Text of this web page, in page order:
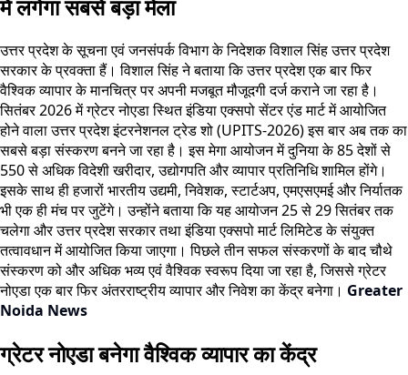
में लगेगा सबसे बड़ा मेला
उत्तर प्रदेश के सूचना एवं जनसंपर्क विभाग के निदेशक विशाल सिंह उत्तर प्रदेश
सरकार के प्रवक्ता हैं। विशाल सिंह ने बताया कि उत्तर प्रदेश एक बार फिर
वैश्विक व्यापार के मानचित्र पर अपनी मजबूत मौजूदगी दर्ज कराने जा रहा है।
सितंबर 2026 में ग्रेटर नोएडा स्थित इंडिया एक्सपो सेंटर एंड मार्ट में आयोजित
होने वाला उत्तर प्रदेश इंटरनेशनल ट्रेड शो (UPITS-2026) इस बार अब तक का
सबसे बड़ा संस्करण बनने जा रहा है। इस मेगा आयोजन में दुनिया के 85 देशों से
550 से अधिक विदेशी खरीदार, उद्योगपति और व्यापार प्रतिनिधि शामिल होंगे।
इसके साथ ही हजारों भारतीय उद्यमी, निवेशक, स्टार्टअप, एमएसएमई और निर्यातक
भी एक ही मंच पर जुटेंगे। उन्होंने बताया कि यह आयोजन 25 से 29 सितंबर तक
चलेगा और उत्तर प्रदेश सरकार तथा इंडिया एक्सपो मार्ट लिमिटेड के संयुक्त
तत्वावधान में आयोजित किया जाएगा। पिछले तीन सफल संस्करणों के बाद चौथे
संस्करण को और अधिक भव्य एवं वैश्विक स्वरूप दिया जा रहा है, जिससे ग्रेटर
नोएडा एक बार फिर अंतरराष्ट्रीय व्यापार और निवेश का केंद्र बनेगा। Greater
Noida News
ग्रेटर नोएडा बनेगा वैश्विक व्यापार का केंद्र